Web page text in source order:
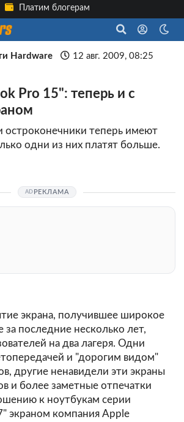
Платим блогерам
Hardware
12 авг. 2009, 08:25
Pro 15": теперь и с
остроконечники теперь имеют
одни из них платят больше.
РЕКЛАМА
экрана, получившее широкое
за последние несколько лет,
на два лагеря. Одни
и "дорогим видом"
другие ненавидели эти экраны
и более заметные отпечатки
к ноутбукам серии
экраном компания Apple